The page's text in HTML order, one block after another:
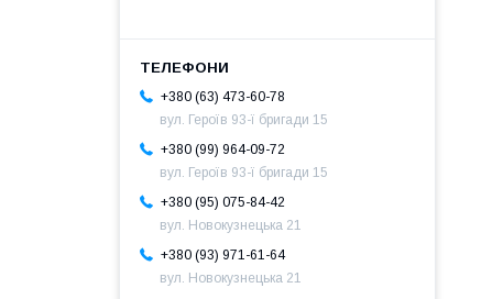
+380 (63) 473-60-78
вул. Героїв 93-ї бригади 15
+380 (99) 964-09-72
вул. Героїв 93-ї бригади 15
+380 (95) 075-84-42
вул. Новокузнецька 21
+380 (93) 971-61-64
вул. Новокузнецька 21